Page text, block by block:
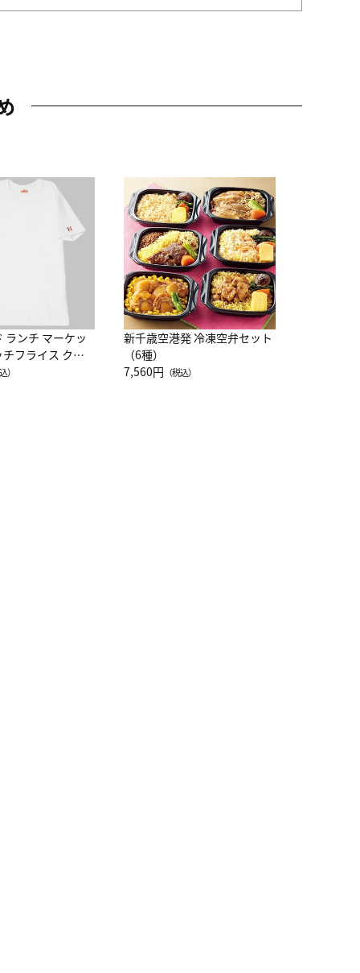
ランチ マーケッ
チフライス クル
半袖Ｔシャツ
）
新千歳空港発 冷凍空弁セット
（6種）
7,560円 （税込）